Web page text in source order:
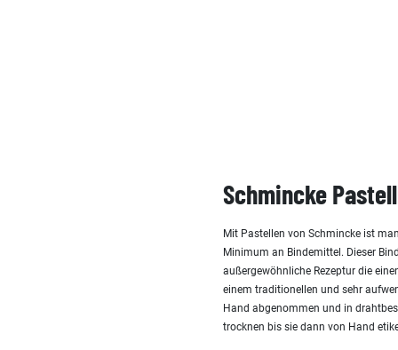
Schmincke Pastell
Mit Pastellen von Schmincke ist
Minimum an Bindemittel. Dieser
außergewöhnliche Rezeptur die
einem traditionellen und sehr
Hand abgenommen und in
trocknen bis sie dann von Hand